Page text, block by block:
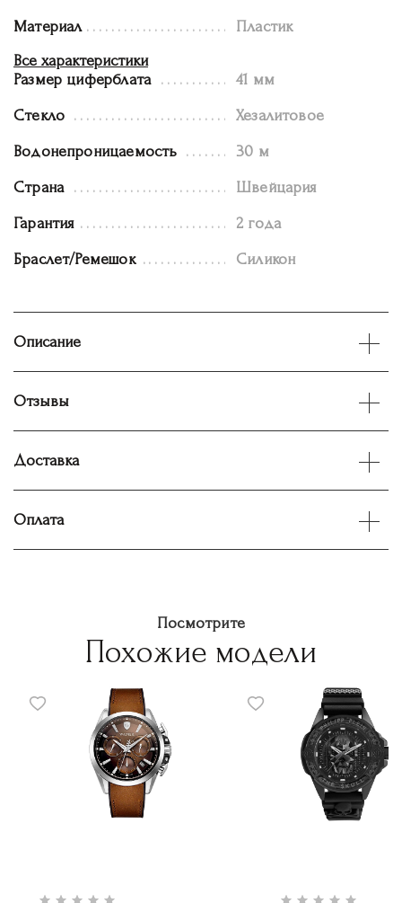
Материал
Пластик
Все характеристики
Размер циферблата
41 мм
Стекло Хезалитовое
Водонепроницаемость 30 м
Страна Швейцария
Гарантия 2 года
Браслет/Ремешок Силикон
Описание
Отзывы
Доставка
Оплата
Посмотрите
Похожие модели